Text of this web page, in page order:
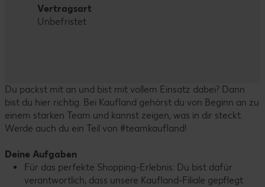
Vertragsart
Unbefristet
Du packst mit an und bist mit vollem Einsatz dabei? Dann
bist du hier richtig. Bei Kaufland gehörst du von Beginn an zu
einem starken Team und kannst zeigen, was in dir steckt.
Werde auch du ein Teil von #teamkaufland!
Deine Aufgaben
Für das perfekte Shopping-Erlebnis: Du bist dafür
verantwortlich, dass unsere Kaufland-Filiale gepflegt